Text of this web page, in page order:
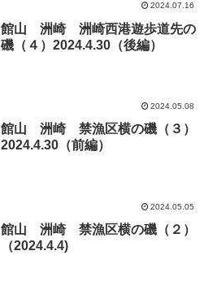
2024.07.16
館山 洲崎 洲崎西港遊歩道先の
磯（４）2024.4.30（後編）
2024.05.08
館山 洲崎 禁漁区横の磯（３）
2024.4.30（前編）
2024.05.05
館山 洲崎 禁漁区横の磯（２）
（2024.4.4)